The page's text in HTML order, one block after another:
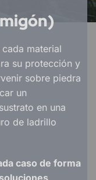
material
su protección y
sobre piedra
un
en una
de ladrillo
caso de forma